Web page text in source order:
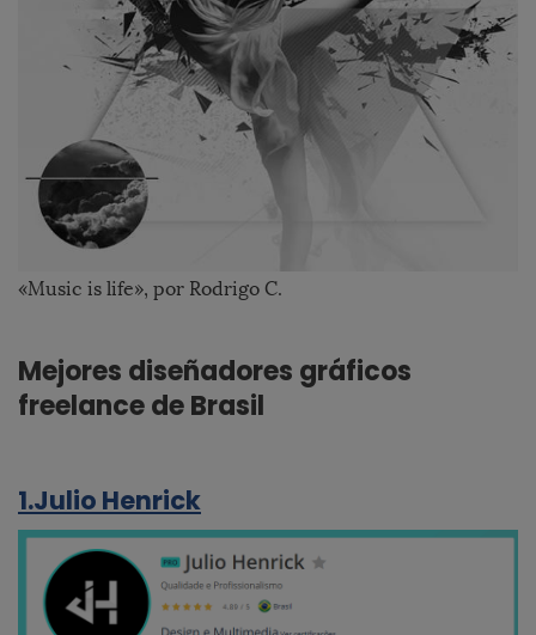
«Music is life», por Rodrigo C.
Mejores diseñadores gráficos
freelance de Brasil
1.Julio Henrick